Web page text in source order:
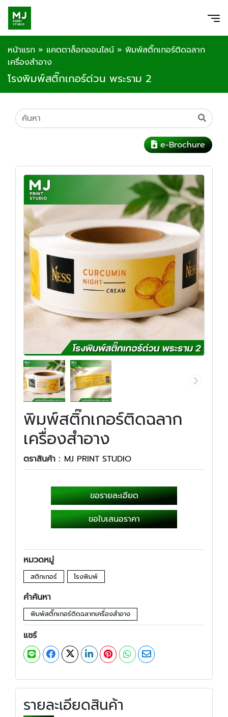
หน้าแรก » แคตตาล็อกออนไลน์ » พิมพ์สติ๊กเกอร์ติดฉลาก
เครื่องสำอาง
โรงพิมพ์สติ๊กเกอร์ด่วน พระราม 2
e-Brochure
พิมพ์สติ๊กเกอร์ติดฉลาก
เครื่องสำอาง
ตราสินค้า : MJ PRINT STUDIO
ขอรายละเอียด
ขอใบเสนอราคา
หมวดหมู่
สติกเกอร์ โรงพิมพ์
คำค้นหา
พิมพ์สติ๊กเกอร์ติดฉลากเครื่องสำอาง
แชร์
รายละเอียดสินค้า